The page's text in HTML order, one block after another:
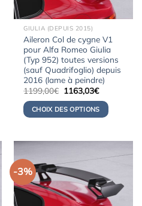
GIULIA (DEPUIS 2015)
Aileron Col de cygne V1
pour Alfa Romeo Giulia
(Typ 952) toutes versions
(sauf Quadrifoglio) depuis
2016 (lame à peindre)
1199,00€ Le
prix
initial
était :
1199,00€.
1163,03€Le
actuel
est :
1163,03€.
CHOIX DES OPTIONS
-3%